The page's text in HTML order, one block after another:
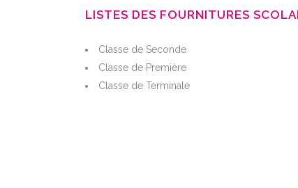
LISTES DES FOURNITURES
Classe de Seconde
Classe de Première
Classe de Terminale